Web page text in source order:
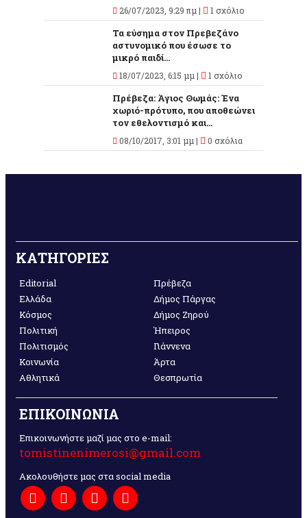
26/07/2023, 9:29 πμ | 1 σχόλιο
Τα εύσημα στον Πρεβεζάνο
αστυνομικό που έσωσε το
μικρό παιδί...
18/07/2023, 6:15 μμ | 1 σχόλιο
Πρέβεζα: Άγιος Θωμάς: Ένα
χωριό-πρότυπο, που αποθεώνει
τον εθελοντισμό και...
08/10/2017, 3:01 μμ | 0 σχόλια
ΚΑΤΗΓΟΡΙΕΣ
Editorial
Ελλάδα
Κόσμος
Πολιτική
Πολιτισμός
Κοινωνία
Αθλητικά
Πρέβεζα
Δήμος Πάργας
Δήμος Ζηρού
Ήπειρος
Γιάννενα
Άρτα
Θεσπρωτία
ΕΠΙΚΟΙΝΩΝΙΑ
Επικοινωνήστε μαζί μας στο e-mail:
tomistinenimerosi@gmail.com
Ακολουθήστε μας στα social media